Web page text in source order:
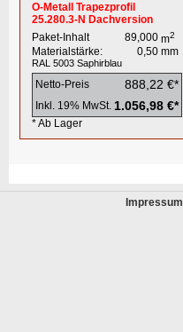
O-Metall Trapezprofil
25.280.3-N Dachversion
Paket-Inhalt
89,000 m2
Materialstärke: 0,50 mm
RAL 5003 Saphirblau
Netto-Preis 888,22 €*
Inkl. 19% MwSt. 1.056,98 €*
* Ab Lager
Impressum